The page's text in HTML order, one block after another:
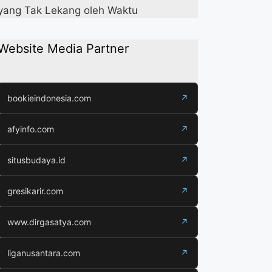
Tak Lekang oleh Waktu
Media Partner
bookieindonesia.com ↗
afyinfo.com ↗
situsbudaya.id ↗
gresikarir.com ↗
www.dirgasatya.com ↗
liganusantara.com ↗